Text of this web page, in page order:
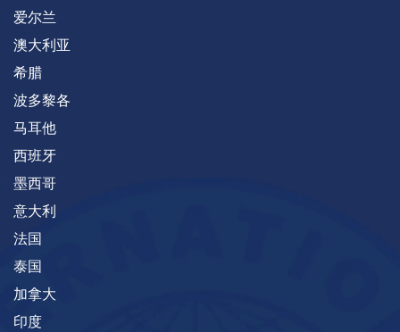
爱尔兰
澳大利亚
希腊
波多黎各
马耳他
西班牙
墨西哥
意大利
法国
泰国
加拿大
印度